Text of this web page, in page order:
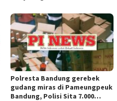
Polresta Bandung gerebek
gudang miras di Pameungpeuk
Bandung, Polisi Sita 7.000